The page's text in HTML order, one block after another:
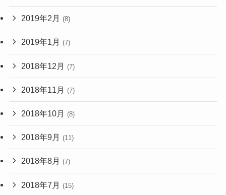
2019年2月 (8)
2019年1月 (7)
2018年12月 (7)
2018年11月 (7)
2018年10月 (8)
2018年9月 (11)
2018年8月 (7)
2018年7月 (15)